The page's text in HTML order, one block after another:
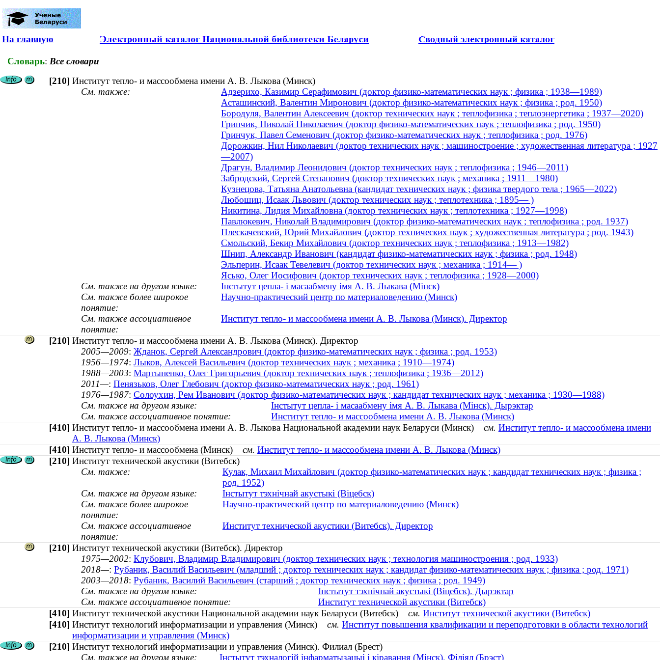
На главную
Словарь: Все словари
[210] Институт тепло- и массообмена имени А. В. Лыкова (Минск)
См. также:
Адзерихо, Казимир Серафимович (доктор физико-математических наук ; физика ; 1938—1989)
Асташинский, Валентин Миронович (доктор физико-математических наук ; физика ; род. 1950)
Бородуля, Валентин Алексеевич (доктор технических наук ; теплофизика ; теплоэнергетика ; 1937—2020)
Гринчик, Николай Николаевич (доктор физико-математических наук ; теплофизика ; род. 1950)
Гринчук, Павел Семенович (доктор физико-математических наук ; теплофизика ; род. 1976)
Дорожкин, Нил Николаевич (доктор технических наук ; машиностроение ; художественная литература ; 1927
—2007)
Драгун, Владимир Леонидович (доктор технических наук ; теплофизика ; 1946—2011)
Забродский, Сергей Степанович (доктор технических наук ; механика ; 1911—1980)
Кузнецова, Татьяна Анатольевна (кандидат технических наук ; физика твердого тела ; 1965—2022)
Любошиц, Исаак Львович (доктор технических наук ; теплотехника ; 1895— )
Никитина, Лидия Михайловна (доктор технических наук ; теплотехника ; 1927—1998)
Павлюкевич, Николай Владимирович (доктор физико-математических наук ; теплофизика ; род. 1937)
Плескачевский, Юрий Михайлович (доктор технических наук ; художественная литература ; род. 1943)
Смольский, Бекир Михайлович (доктор технических наук ; теплофизика ; 1913—1982)
Шнип, Александр Иванович (кандидат физико-математических наук ; физика ; род. 1948)
Эльперин, Исаак Тевелевич (доктор технических наук ; механика ; 1914— )
Ясько, Олег Иосифович (доктор технических наук ; теплофизика ; 1928—2000)
См. также на другом языке:
Інстытут цепла- і масаабмену імя А. В. Лыкава (Мінск)
См. также более широкое
понятие:
Научно-практический центр по материаловедению (Минск)
См. также ассоциативное
понятие:
Институт тепло- и массообмена имени А. В. Лыкова (Минск). Директор
[210] Институт тепло- и массообмена имени А. В. Лыкова (Минск). Директор
2005—2009: Жданок, Сергей Александрович (доктор физико-математических наук ; физика ; род. 1953)
1956—1974: Лыков, Алексей Васильевич (доктор технических наук ; механика ; 1910—1974)
1988—2003: Мартыненко, Олег Григорьевич (доктор технических наук ; теплофизика ; 1936—2012)
2011—: Пенязьков, Олег Глебович (доктор физико-математических наук ; род. 1961)
1976—1987: Солоухин, Рем Иванович (доктор физико-математических наук ; кандидат технических наук ; механика ; 1930—1988)
См. также на другом языке:
Інстытут цепла- і масаабмену імя А. В. Лыкава (Мінск). Дырэктар
См. также ассоциативное понятие:
Институт тепло- и массообмена имени А. В. Лыкова (Минск)
[410] Институт тепло- и массообмена имени А. В. Лыкова Национальной академии наук Беларуси (Минск) см. Институт тепло- и массообмена имени
А. В. Лыкова (Минск)
[410] Институт тепло- и массообмена (Минск) см. Институт тепло- и массообмена имени А. В. Лыкова (Минск)
[210] Институт технической акустики (Витебск)
См. также:
Кулак, Михаил Михайлович (доктор физико-математических наук ; кандидат технических наук ; физика ;
род. 1952)
См. также на другом языке:
Інстытут тэхнічнай акустыкі (Віцебск)
См. также более широкое
понятие:
Научно-практический центр по материаловедению (Минск)
См. также ассоциативное
понятие:
Институт технической акустики (Витебск). Директор
[210] Институт технической акустики (Витебск). Директор
1975—2002: Клубович, Владимир Владимирович (доктор технических наук ; технология машиностроения ; род. 1933)
2018—: Рубаник, Василий Васильевич (младший ; доктор технических наук ; кандидат физико-математических наук ; физика ; род. 1971)
2003—2018: Рубаник, Василий Васильевич (старший ; доктор технических наук ; физика ; род. 1949)
См. также на другом языке:
Інстытут тэхнічнай акустыкі (Віцебск). Дырэктар
См. также ассоциативное понятие:
Институт технической акустики (Витебск)
[410] Институт технической акустики Национальной академии наук Беларуси (Витебск) см. Институт технической акустики (Витебск)
[410] Институт технологий информатизации и управления (Минск) см. Институт повышения квалификации и переподготовки в области технологий
информатизации и управления (Минск)
[210] Институт технологий информатизации и управления (Минск). Филиал (Брест)
См. также на другом языке:
Інстытут тэхналогій інфарматызацыі і кіравання (Мінск). Філіял (Брэст)